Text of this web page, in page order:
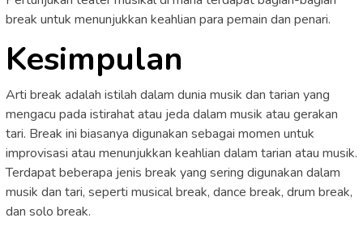
break untuk menunjukkan keahlian para pemain dan penari.
Kesimpulan
Arti break adalah istilah dalam dunia musik dan tarian yang
mengacu pada istirahat atau jeda dalam musik atau gerakan
tari. Break ini biasanya digunakan sebagai momen untuk
improvisasi atau menunjukkan keahlian dalam tarian atau musik.
Terdapat beberapa jenis break yang sering digunakan dalam
musik dan tari, seperti musical break, dance break, drum break,
dan solo break.